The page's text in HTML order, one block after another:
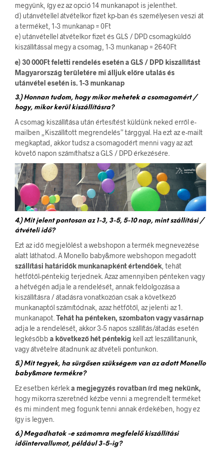
megyünk, így ez az opció 14 munkanapot is jelenthet.
d) utánvétellel átvételkor fizet kp-ban és személyesen veszi át
a terméket, 1-3 munkanap = 0Ft
e) utánvétellel átvételkor fizet és GLS / DPD csomagküldő
kiszállítással megy a csomag, 1-3 munkanap = 2640Ft
e) 30 000Ft feletti rendelés esetén a GLS / DPD kiszállítást
Magyarország területére mi álljuk előre utalás és
utánvétel esetén is. 1-3 munkanap
3.) Honnan tudom, hogy mikor mehetek a csomagomért /
hogy, mikor kerül kiszállításra?
A csomag kiszállítása után értesítést küldünk neked erről e-
mailben „Kiszállított megrendelés” tárggyal. Ha ezt az e-mailt
megkaptad, akkor tudsz a csomagodért menni vagy az azt
követő napon számíthatsz a GLS / DPD érkezésére.
4.) Mit jelent pontosan az 1-3, 3-5, 5-10 nap, mint szállítási /
átvételi idő?
Ezt az idő megjelölést a webshopon a termék megnevezése
alatt láthatod. A Monello baby&more webshopon megadott
szállítási határidők munkanapként értendőek , tehát
hétfőtől-péntekig terjednek. Azaz amennyiben pénteken vagy
a hétvégén adja le a rendelését, annak feldolgozása a
kiszállításra / átadásra vonatkozóan csak a következő
munkanaptól számítódnak, azaz hétfőtől, az jelenti az 1.
munkanapot. Tehát ha pénteken, szombaton vagy vasárnap
adja le a rendelését, akkor 3-5 napos szállítás/átadás esetén
legkésőbb a következő hét péntekig kell azt leszállítanunk,
vagy átvételre átadnunk az átvételi pontunkon.
5.) Mit tegyek, ha sürgősen szükségem van az adott Monello
baby&more termékre?
Ez esetben kérleka megjegyzés rovatban írd meg nekünk,
hogy mikorra szeretnéd kézbe venni a megrendelt terméket
és mi mindent meg fogunk tenni annak érdekében, hogy ez
így is legyen.
6.) Megadhatok -e számomra megfelelő kiszállítási
időintervallumot, például 3-5-ig?